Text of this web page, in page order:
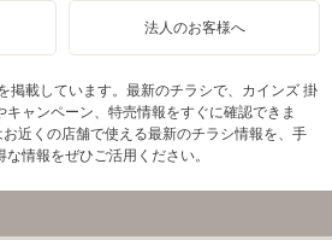
法人のお客様へ
掲載しています。最新のチラシで、カインズ 掛
ャンペーン、特売情報をすぐに確認できま
近くの店舗で使える最新のチラシ情報を、手
情報をぜひご活用ください。